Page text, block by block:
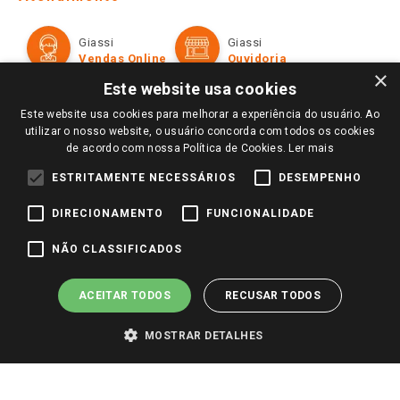
Televendas
Perguntas frequentes
Trabalhe Conosco
Identidade Visual
Formas de Pagamento
Políticas de entrega
Trocas e Devoluções
Giassi
Vendas Online
Giassi
Ouvidoria
Redes Sociais
Pagamento e Segurança
×
Este website usa cookies
Este website usa cookies para melhorar a experiência do usuário. Ao
utilizar o nosso website, o usuário concorda com todos os cookies
de acordo com nossa Política de Cookies. Ler mais
ESTRITAMENTE NECESSÁRIOS DESEMPENHO
DIRECIONAMENTO FUNCIONALIDADE
NÃO CLASSIFICADOS
ACEITAR TODOS RECUSAR TODOS
MOSTRAR DETALHES